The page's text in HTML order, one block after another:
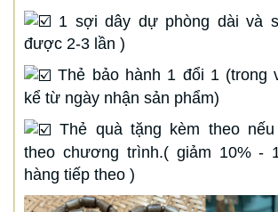
1 sợi dây dự phòng dài và
được 2-3 lần )
Thẻ bảo hành 1 đổi 1 (trong
kể từ ngày nhận sản phẩm)
Thẻ quà tặng kèm theo
theo chương trình.( giảm 10% -
hàng tiếp theo )